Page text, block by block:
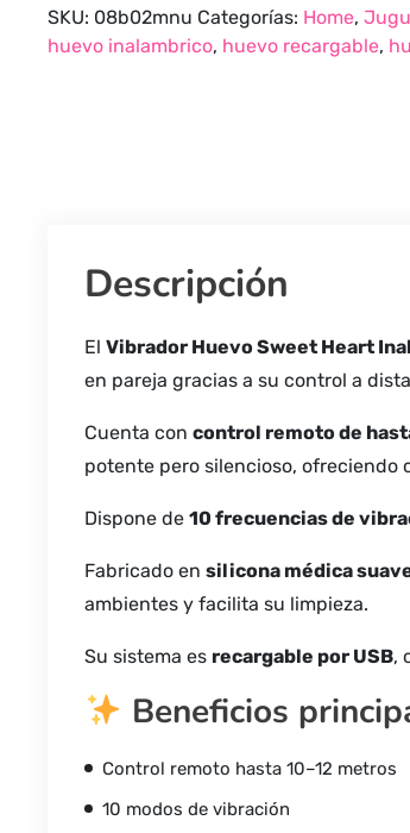
inalámbrico
recargable
SKU: 08b02mnu Categorías: Home,
huevo inalambrico, huevo recargable,
Descripción
El Vibrador Huevo Sweet Heart
en pareja gracias a su control a
Cuenta con control remoto de
potente pero silencioso, ofreciendo
Dispone de 10 frecuencias de
Fabricado en silicona médica
ambientes y facilita su limpieza.
Su sistema es recargable por USB,
Beneficios
Control remoto hasta 10–12 metros
10 modos de vibración